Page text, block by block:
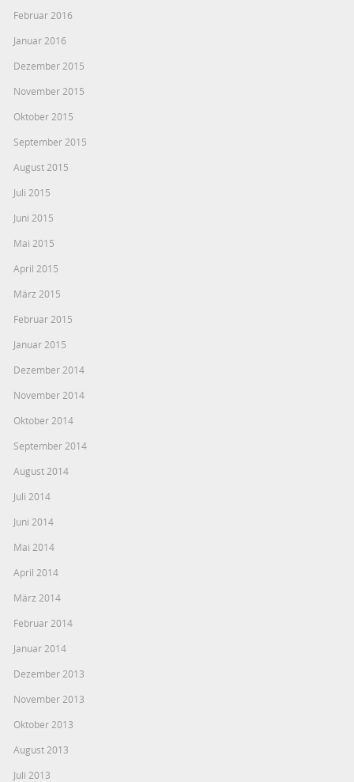
Februar 2016
Januar 2016
Dezember 2015
November 2015
Oktober 2015
September 2015
August 2015
Juli 2015
Juni 2015
Mai 2015
April 2015
März 2015
Februar 2015
Januar 2015
Dezember 2014
November 2014
Oktober 2014
September 2014
August 2014
Juli 2014
Juni 2014
Mai 2014
April 2014
März 2014
Februar 2014
Januar 2014
Dezember 2013
November 2013
Oktober 2013
August 2013
Juli 2013